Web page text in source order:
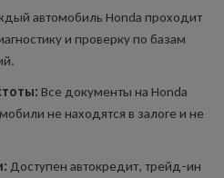
автомобиль Honda проходит
и проверку по базам
Все документы на Honda
не находятся в залоге и не
Доступен автокредит, трейд-ин